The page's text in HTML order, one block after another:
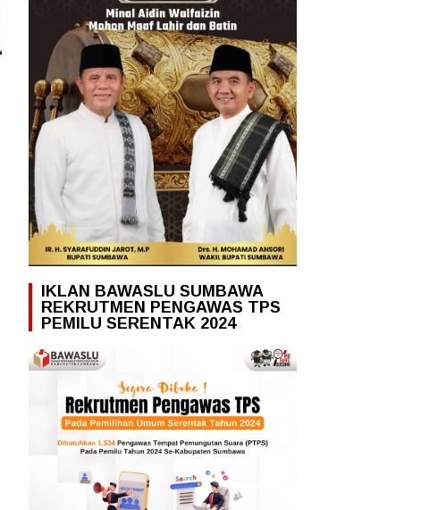
IKLAN BAWASLU SUMBAWA
REKRUTMEN PENGAWAS TPS
PEMILU SERENTAK 2024